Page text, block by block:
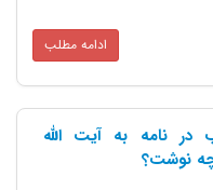
ادامه مطلب
نامه به آیت الله
نوشت؟